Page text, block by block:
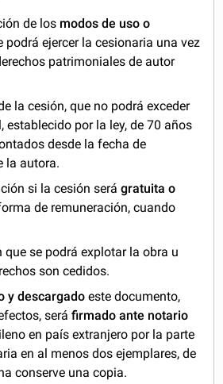
de los modos de uso o
podrá ejercer la cesionaria una vez
patrimoniales de autor
la cesión, que no podrá exceder
establecido por la ley, de 70 años
desde la fecha de
la autora.
si la cesión serágratuita o
de remuneración, cuando
que se podrá explotar la obra u
son cedidos.
y descargado este documento,
será firmado ante notario
en país extranjero por la parte
en al menos dos ejemplares, de
conserve una copia.